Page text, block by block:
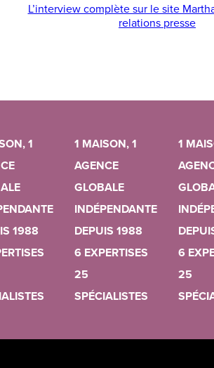
L’interview complète sur le site
relations presse
1
1988
1 MAISON, 1
AGENCE
GLOBALE
INDÉPENDANTE
DEPUIS 1988
6 EXPERTISES
25
SPÉCIALISTES
1
6
25